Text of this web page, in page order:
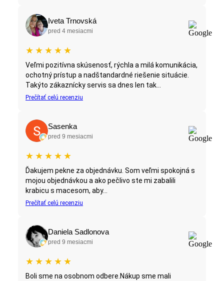
Iveta Trnovská
pred 4 mesiacmi
★ ★ ★ ★ ★
Veľmi pozitívna skúsenosť, rýchla a milá komunikácia,
ochotný prístup a nadštandardné riešenie situácie.
Takýto zákaznícky servis sa dnes len tak...
Prečítať celú recenziu
Sasenka
pred 9 mesiacmi
★ ★ ★ ★ ★
Ďakujem pekne za objednávku. Som veľmi spokojná s
mojou objednávkou a ako pečlivo ste mi zabalili
krabicu s macesom, aby...
Prečítať celú recenziu
Daniela Sadlonova
pred 9 mesiacmi
★ ★ ★ ★ ★
Boli sme na osobnom odbere.Nákup sme mali